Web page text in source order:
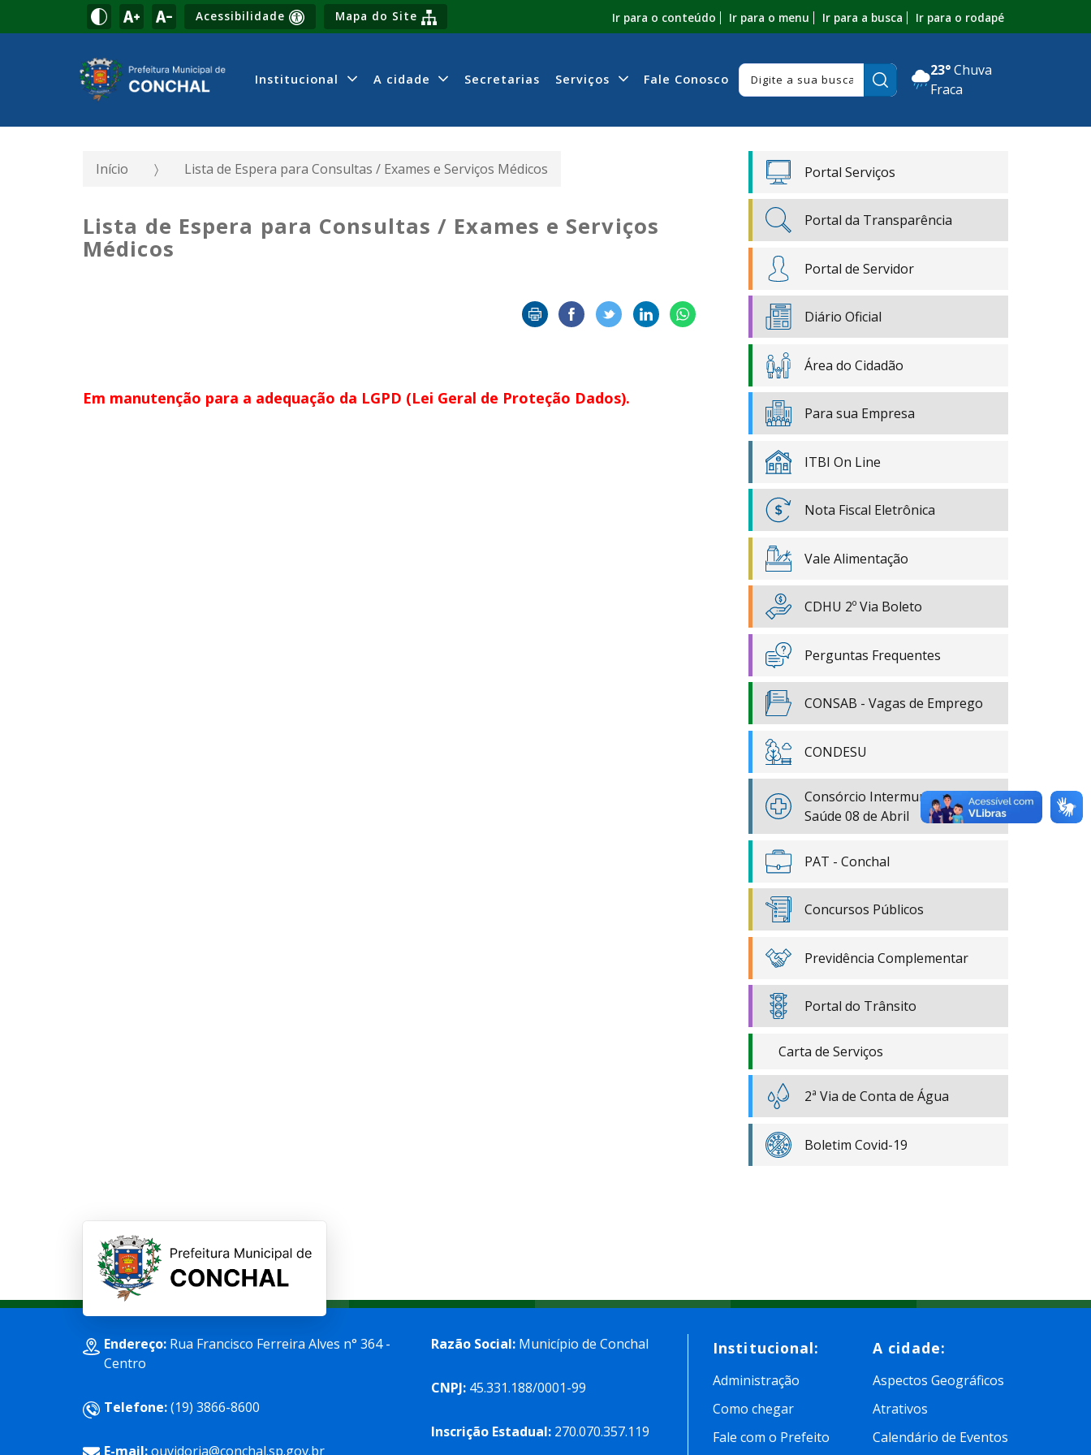
Acessibilidade Mapa do Site Ir para o conteúdo Ir para o menu Ir para a busca Ir para o rodapé
Institucional A cidade Secretarias Serviços Fale Conosco Pesquisar:
23° Chuva
Fraca
Início Lista de Espera para Consultas / Exames e Serviços Médicos
Lista de Espera para Consultas / Exames e Serviços
Médicos
Em manutenção para a adequação da LGPD (Lei Geral de Proteção Dados).
Portal Serviços
Portal da Transparência
Portal de Servidor
Diário Oficial
Área do Cidadão
Para sua Empresa
ITBI On Line
Nota Fiscal Eletrônica
Vale Alimentação
CDHU 2º Via Boleto
Perguntas Frequentes
CONSAB - Vagas de Emprego
CONDESU
Consórcio Intermunicipal de
Saúde 08 de Abril
PAT - Conchal
Concursos Públicos
Previdência Complementar
Portal do Trânsito
Carta de Serviços
2ª Via de Conta de Água
Boletim Covid-19
Endereço:Rua Francisco Ferreira Alves n° 364 -
Centro
Telefone:(19) 3866-8600
E-mail:ouvidoria@conchal.sp.gov.br
Razão Social: Município de Conchal
CNPJ: 45.331.188/0001-99
Inscrição Estadual: 270.070.357.119
Institucional:
Administração
Como chegar
Fale com o Prefeito
A cidade:
Aspectos Geográficos
Atrativos
Calendário de Eventos